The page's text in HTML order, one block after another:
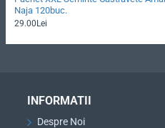
Naja 120buc.
29.00Lei
INFORMATII
Despre Noi